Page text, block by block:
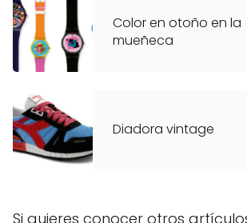
Color en otoño en la
mueñeca
Diadora vintage
Si quieres conocer otros